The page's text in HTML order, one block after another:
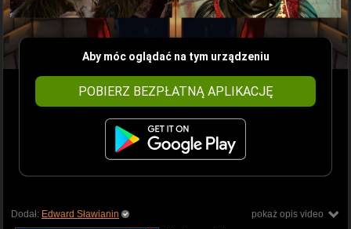
Aby móc oglądać na tym urządzeniu
POBIERZ BEZPŁATNĄ APLIKACJĘ
pokaż opis video
Dodał: Edward Sławianin